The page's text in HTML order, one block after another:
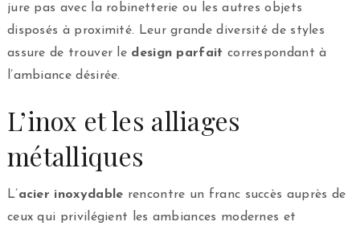
jure pas avec la robinetterie ou les autres objets
disposés à proximité. Leur grande diversité de styles
assure de trouver le design parfait correspondant à
l’ambiance désirée.
L’inox et les alliages
métalliques
L’acier inoxydable rencontre un franc succès auprès de
ceux qui privilégient les ambiances modernes et